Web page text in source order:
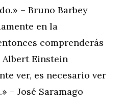
– Bruno Barbey
en la
comprenderás
Albert Einstein
ver, es necesario ver
– José Saramago